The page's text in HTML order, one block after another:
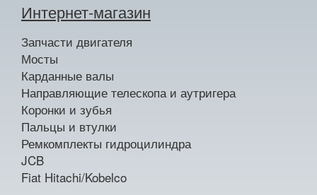
Интернет-магазин
Запчасти двигателя
Мосты
Карданные валы
Направляющие телескопа и аутригера
Коронки и зубья
Пальцы и втулки
Ремкомплекты гидроцилиндра
JCB
Fiat Hitachi/Kobelco